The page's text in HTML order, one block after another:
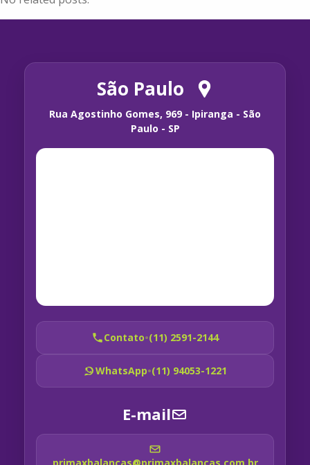
São Paulo
Rua Agostinho Gomes, 969 - Ipiranga - São
Paulo - SP
Contato•(11) 2591-2144
WhatsApp•(11) 94053-1221
E-mail